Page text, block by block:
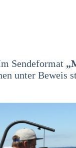
Sendeformat
unter Beweis